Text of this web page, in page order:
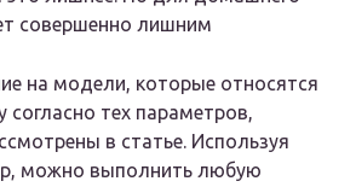
совершенно лишним
на модели, которые относятся
согласно тех параметров,
в статье. Используя
можно выполнить любую